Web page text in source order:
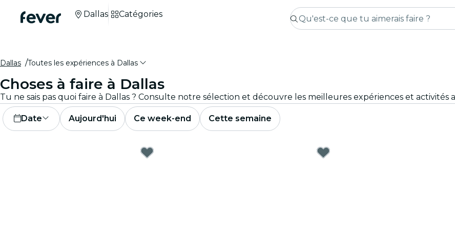
Dallas Catégories
Dallas Toutes les expériences à Dallas
Choses à faire à Dallas
Date Aujourd'hui Ce week-end Cette semaine